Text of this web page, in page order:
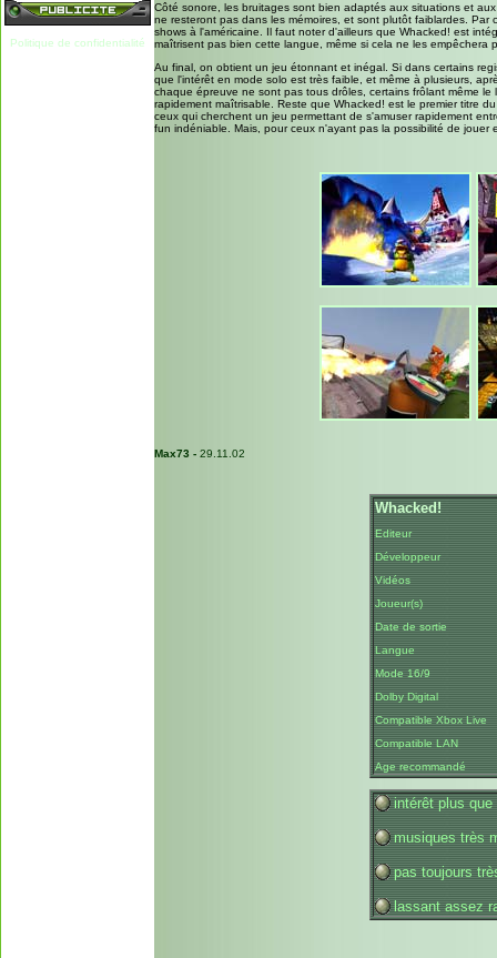
Politique de confidentialité
Côté sonore, les bruitages sont bien adaptés aux situations et
ne resteront pas dans les mémoires, et sont plutôt faiblardes.
shows à l'américaine. Il faut noter d'ailleurs que Whacked! est
maîtrisent pas bien cette langue, même si cela ne les empêchera
Au final, on obtient un jeu étonnant et inégal. Si dans certains
que l'intérêt en mode solo est très faible, et même à plusieurs,
chaque épreuve ne sont pas tous drôles, certains frôlant même
rapidement maîtrisable. Reste que Whacked! est le premier titre
ceux qui cherchent un jeu permettant de s'amuser rapidement
fun indéniable. Mais, pour ceux n'ayant pas la possibilité de
Max73 - 29.11.02
Whacked!
Editeur
Développeur
Vidéos
Joueur(s)
Date de sortie
Langue
Mode 16/9
Dolby Digital
Compatible Xbox Live
Compatible LAN
Age recommandé
intérêt plus
musiques très
pas toujours
lassant assez